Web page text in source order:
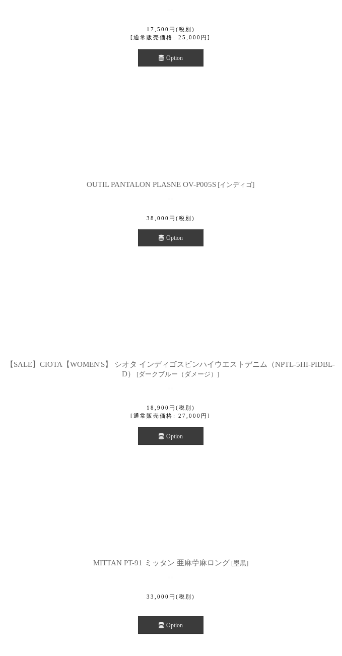
17,500 円 (税別)
[通常販売価格 : 25,000 円 ]
Option
OUTIL PANTALON PLASNE OV-P005S [インディゴ]
38,000 円 (税別)
Option
【SALE】CIOTA【WOMEN'S】 シオタ インディゴスビンハイウエストデニム（NPTL-5HI-PIDBL-
D）
[ダークブルー（ダメージ） ]
18,900 円 (税別)
[通常販売価格 : 27,000 円 ]
Option
MITTAN PT-91 ミッタン 亜麻苧麻ロング [墨黒]
33,000 円 (税別)
Option